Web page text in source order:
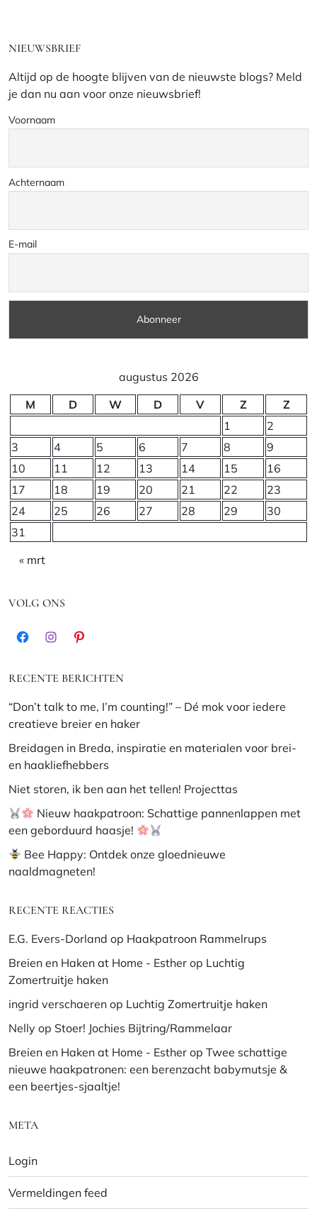
NIEUWSBRIEF
Altijd op de hoogte blijven van de nieuwste blogs? Meld
je dan nu aan voor onze nieuwsbrief!
Voornaam
Achternaam
E-mail
augustus 2026
M
D W D V Z
Z
1
2
3
4 5 6 7 8
9
10
11 12 13 14 15
16
17
18 19 20 21 22
23
24
25 26 27 28 29
30
31
« mrt
VOLG ONS
FacebookInstagramPinterest
RECENTE BERICHTEN
“Don’t talk to me, I’m counting!” – Dé mok voor iedere
creatieve breier en haker
Breidagen in Breda, inspiratie en materialen voor brei-
en haakliefhebbers
Niet storen, ik ben aan het tellen! Projecttas
Nieuw haakpatroon: Schattige pannenlappen met
een geborduurd haasje!
Bee Happy: Ontdek onze gloednieuwe
naaldmagneten!
RECENTE REACTIES
E.G. Evers-Dorland op Haakpatroon Rammelrups
Breien en Haken at Home - Esther op Luchtig
Zomertruitje haken
ingrid verschaeren op Luchtig Zomertruitje haken
Nelly op Stoer! Jochies Bijtring/Rammelaar
Breien en Haken at Home - Esther op Twee schattige
nieuwe haakpatronen: een berenzacht babymutsje &
een beertjes-sjaaltje!
META
Login
Vermeldingen feed